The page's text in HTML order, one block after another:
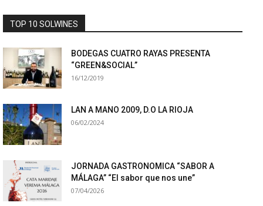
TOP 10 SOLWINES
BODEGAS CUATRO RAYAS PRESENTA
“GREEN&SOCIAL”
16/12/2019
LAN A MANO 2009, D.O LA RIOJA
06/02/2024
JORNADA GASTRONOMICA “SABOR A
MÁLAGA” “El sabor que nos une”
07/04/2026